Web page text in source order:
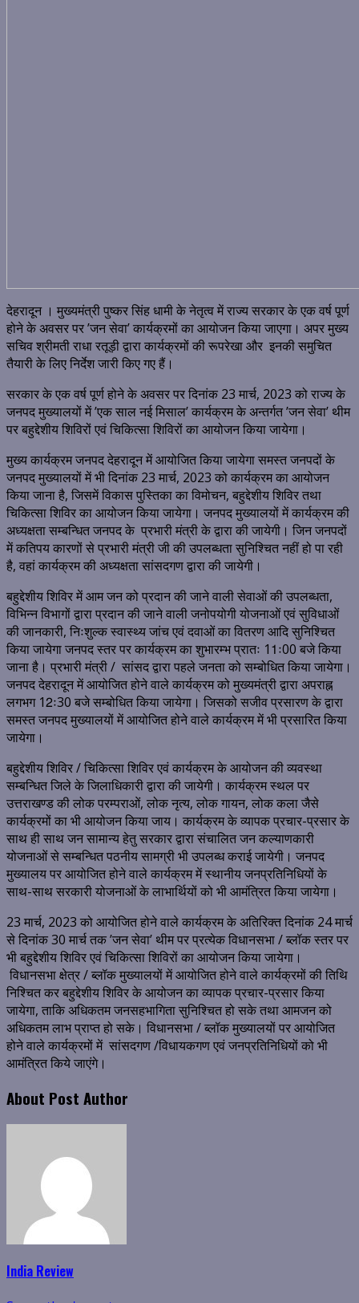
देहरादून । मुख्यमंत्री पुष्कर सिंह धामी के नेतृत्व में राज्य सरकार के एक वर्ष पूर्ण
होने के अवसर पर ’जन सेवा’ कार्यक्रमों का आयोजन किया जाएगा। अपर मुख्य
सचिव श्रीमती राधा रतूड़ी द्वारा कार्यक्रमों की रूपरेखा और इनकी समुचित
तैयारी के लिए निर्देश जारी किए गए हैं।
सरकार के एक वर्ष पूर्ण होने के अवसर पर दिनांक 23 मार्च, 2023 को राज्य के
जनपद मुख्यालयों में ’एक साल नई मिसाल’ कार्यक्रम के अन्तर्गत ’जन सेवा’ थीम
पर बहुद्देशीय शिविरों एवं चिकित्सा शिविरों का आयोजन किया जायेगा।
मुख्य कार्यक्रम जनपद देहरादून में आयोजित किया जायेगा समस्त जनपदों के
जनपद मुख्यालयों में भी दिनांक 23 मार्च, 2023 को कार्यक्रम का आयोजन
किया जाना है, जिसमें विकास पुस्तिका का विमोचन, बहुद्देशीय शिविर तथा
चिकित्सा शिविर का आयोजन किया जायेगा। जनपद मुख्यालयों में कार्यक्रम की
अध्यक्षता सम्बन्धित जनपद के प्रभारी मंत्री के द्वारा की जायेगी। जिन जनपदों
में कतिपय कारणों से प्रभारी मंत्री जी की उपलब्धता सुनिश्चित नहीं हो पा रही
है, वहां कार्यक्रम की अध्यक्षता सांसदगण द्वारा की जायेगी।
बहुद्देशीय शिविर में आम जन को प्रदान की जाने वाली सेवाओं की उपलब्धता,
विभिन्न विभागों द्वारा प्रदान की जाने वाली जनोपयोगी योजनाओं एवं सुविधाओं
की जानकारी, निःशुल्क स्वास्थ्य जांच एवं दवाओं का वितरण आदि सुनिश्चित
किया जायेगा जनपद स्तर पर कार्यक्रम का शुभारम्भ प्रातः 11ः00 बजे किया
जाना है। प्रभारी मंत्री / सांसद द्वारा पहले जनता को सम्बोधित किया जायेगा।
जनपद देहरादून में आयोजित होने वाले कार्यक्रम को मुख्यमंत्री द्वारा अपराह्न
लगभग 12ः30 बजे सम्बोधित किया जायेगा। जिसको सजीव प्रसारण के द्वारा
समस्त जनपद मुख्यालयों में आयोजित होने वाले कार्यक्रम में भी प्रसारित किया
जायेगा।
बहुद्देशीय शिविर / चिकित्सा शिविर एवं कार्यक्रम के आयोजन की व्यवस्था
सम्बन्धित जिले के जिलाधिकारी द्वारा की जायेगी। कार्यक्रम स्थल पर
उत्तराखण्ड की लोक परम्पराओं, लोक नृत्य, लोक गायन, लोक कला जैसे
कार्यक्रमों का भी आयोजन किया जाय। कार्यक्रम के व्यापक प्रचार-प्रसार के
साथ ही साथ जन सामान्य हेतु सरकार द्वारा संचालित जन कल्याणकारी
योजनाओं से सम्बन्धित पठनीय सामग्री भी उपलब्ध कराई जायेगी। जनपद
मुख्यालय पर आयोजित होने वाले कार्यक्रम में स्थानीय जनप्रतिनिधियों के
साथ-साथ सरकारी योजनाओं के लाभार्थियों को भी आमंत्रित किया जायेगा।
23 मार्च, 2023 को आयोजित होने वाले कार्यक्रम के अतिरिक्त दिनांक 24 मार्च
से दिनांक 30 मार्च तक ’जन सेवा’ थीम पर प्रत्येक विधानसभा / ब्लॉक स्तर पर
भी बहुद्देशीय शिविर एवं चिकित्सा शिविरों का आयोजन किया जायेगा।
विधानसभा क्षेत्र / ब्लॉक मुख्यालयों में आयोजित होने वाले कार्यक्रमों की तिथि
निश्चित कर बहुद्देशीय शिविर के आयोजन का व्यापक प्रचार-प्रसार किया
जायेगा, ताकि अधिकतम जनसहभागिता सुनिश्चित हो सके तथा आमजन को
अधिकतम लाभ प्राप्त हो सके। विधानसभा / ब्लॉक मुख्यालयों पर आयोजित
होने वाले कार्यक्रमों में सांसदगण /विधायकगण एवं जनप्रतिनिधियों को भी
आमंत्रित किये जाएंगे।
About Post Author
India Review